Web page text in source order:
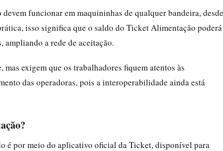
funcionar em maquininhas de qualquer bandeira, desde
isso significa que o saldo do Ticket Alimentação poderá
a rede de aceitação.
exigem que os trabalhadores fiquem atentos às
das operadoras, pois a interoperabilidade ainda está
é por meio do aplicativo oficial da Ticket, disponível para